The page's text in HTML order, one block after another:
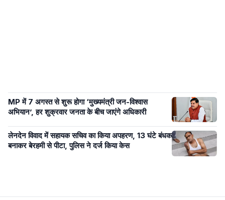
MP में 7 अगस्त से शुरू होगा ‘मुख्यमंत्री जन-विश्वास
अभियान’, हर शुक्रवार जनता के बीच जाएंगे अधिकारी
लेनदेन विवाद में सहायक सचिव का किया अपहरण, 13 घंटे बंधक
बनाकर बेरहमी से पीटा, पुलिस ने दर्ज किया केस